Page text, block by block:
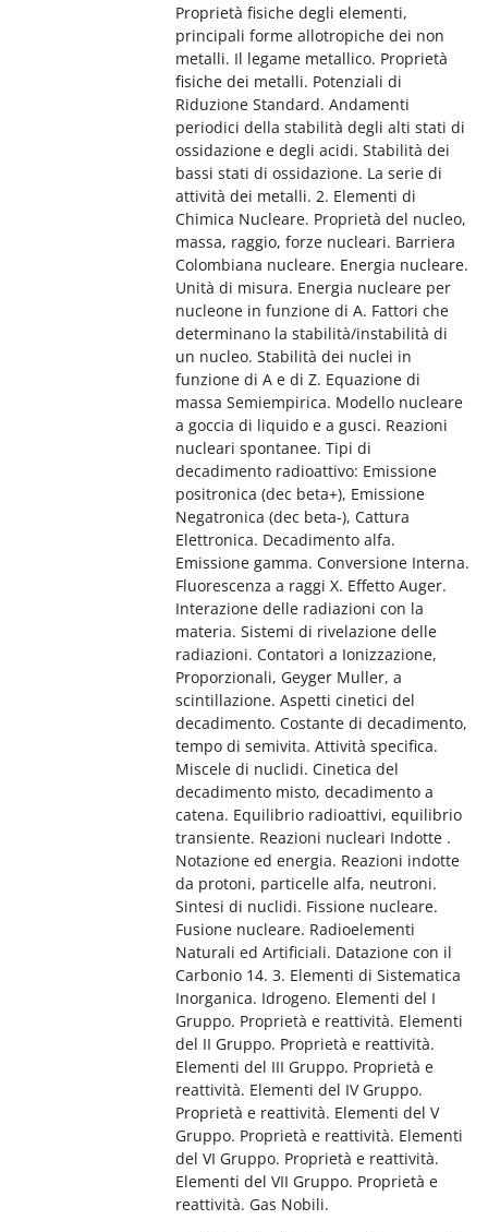
Proprietà fisiche degli elementi,
principali forme allotropiche dei non
metalli. Il legame metallico. Proprietà
fisiche dei metalli. Potenziali di
Riduzione Standard. Andamenti
periodici della stabilità degli alti stati di
ossidazione e degli acidi. Stabilità dei
bassi stati di ossidazione. La serie di
attività dei metalli. 2. Elementi di
Chimica Nucleare. Proprietà del nucleo,
massa, raggio, forze nucleari. Barriera
Colombiana nucleare. Energia nucleare.
Unità di misura. Energia nucleare per
nucleone in funzione di A. Fattori che
determinano la stabilità/instabilità di
un nucleo. Stabilità dei nuclei in
funzione di A e di Z. Equazione di
massa Semiempirica. Modello nucleare
a goccia di liquido e a gusci. Reazioni
nucleari spontanee. Tipi di
decadimento radioattivo: Emissione
positronica (dec beta+), Emissione
Negatronica (dec beta-), Cattura
Elettronica. Decadimento alfa.
Emissione gamma. Conversione Interna.
Fluorescenza a raggi X. Effetto Auger.
Interazione delle radiazioni con la
materia. Sistemi di rivelazione delle
radiazioni. Contatori a Ionizzazione,
Proporzionali, Geyger Muller, a
scintillazione. Aspetti cinetici del
decadimento. Costante di decadimento,
tempo di semivita. Attività specifica.
Miscele di nuclidi. Cinetica del
decadimento misto, decadimento a
catena. Equilibrio radioattivi, equilibrio
transiente. Reazioni nucleari Indotte .
Notazione ed energia. Reazioni indotte
da protoni, particelle alfa, neutroni.
Sintesi di nuclidi. Fissione nucleare.
Fusione nucleare. Radioelementi
Naturali ed Artificiali. Datazione con il
Carbonio 14. 3. Elementi di Sistematica
Inorganica. Idrogeno. Elementi del I
Gruppo. Proprietà e reattività. Elementi
del II Gruppo. Proprietà e reattività.
Elementi del III Gruppo. Proprietà e
reattività. Elementi del IV Gruppo.
Proprietà e reattività. Elementi del V
Gruppo. Proprietà e reattività. Elementi
del VI Gruppo. Proprietà e reattività.
Elementi del VII Gruppo. Proprietà e
reattività. Gas Nobili.